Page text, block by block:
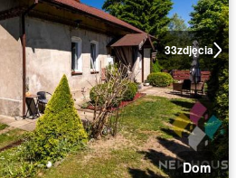
33zdjęcia
Dom